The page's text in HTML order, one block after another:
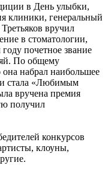
в День улыбки,
клиники, генеральный
вручил
в стоматологии,
почетное звание
По общему
набрал наибольшее
и стала «Любимым
вручена премия
получил
конкурсов
клоуны,